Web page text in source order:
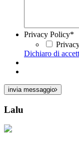
Privacy Policy*
Dichiaro di
invia messaggio
Lalu